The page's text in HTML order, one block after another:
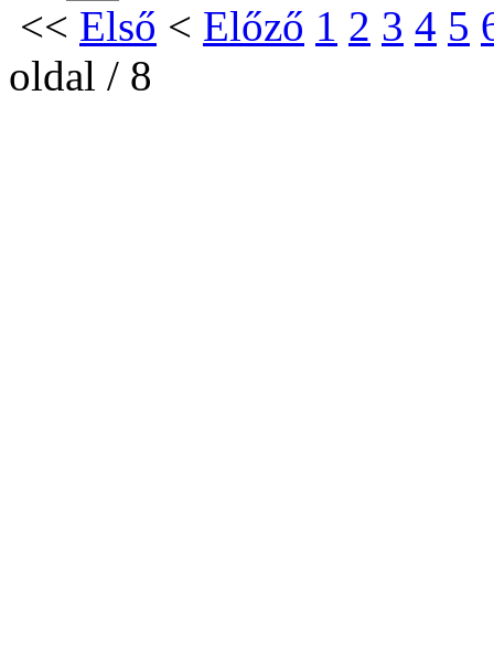
<< Első < Előző 1 2 3 4 5
oldal / 8